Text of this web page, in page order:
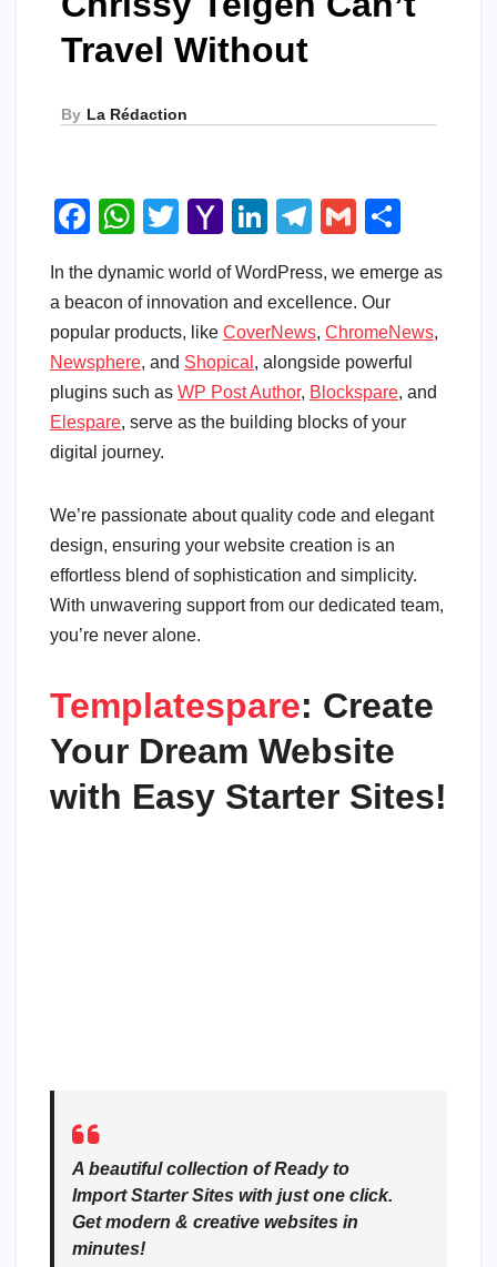
Travel Without
By La Rédaction
F
c
e
b
o
o
k
W
at
s
A
p
p
T
tt
er
Y
h
o
o
M
ail
Li
k
e
dI
n
T
e
gr
a
m
G
ail ar
e
In the dynamic world of WordPress, we emerge as
a beacon of innovation and excellence. Our
popular products, like CoverNews, ChromeNews,
Newsphere, and Shopical , alongside powerful
plugins such as WP Post Author, Blockspare, and
Elespare, serve as the building blocks of your
digital journey.
We’re passionate about quality code and elegant
design, ensuring your website creation is an
effortless blend of sophistication and simplicity.
With unwavering support from our dedicated team,
you’re never alone.
Templatespare: Create
Your Dream Website
with Easy Starter Sites!
A beautiful collection of Ready to
Import Starter Sites with just one click.
Get modern & creative websites in
minutes!